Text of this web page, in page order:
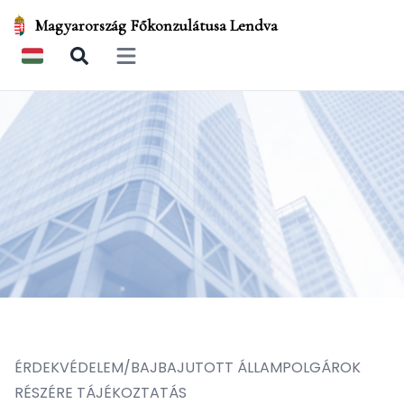
Magyarország Főkonzulátusa Lendva
Open main menu
ÉRDEKVÉDELEM/BAJBAJUTOTT ÁLLAMPOLGÁROK
RÉSZÉRE TÁJÉKOZTATÁS